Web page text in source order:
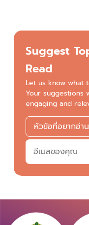
Suggest
Read
Let us know what
Your suggestions
engaging and